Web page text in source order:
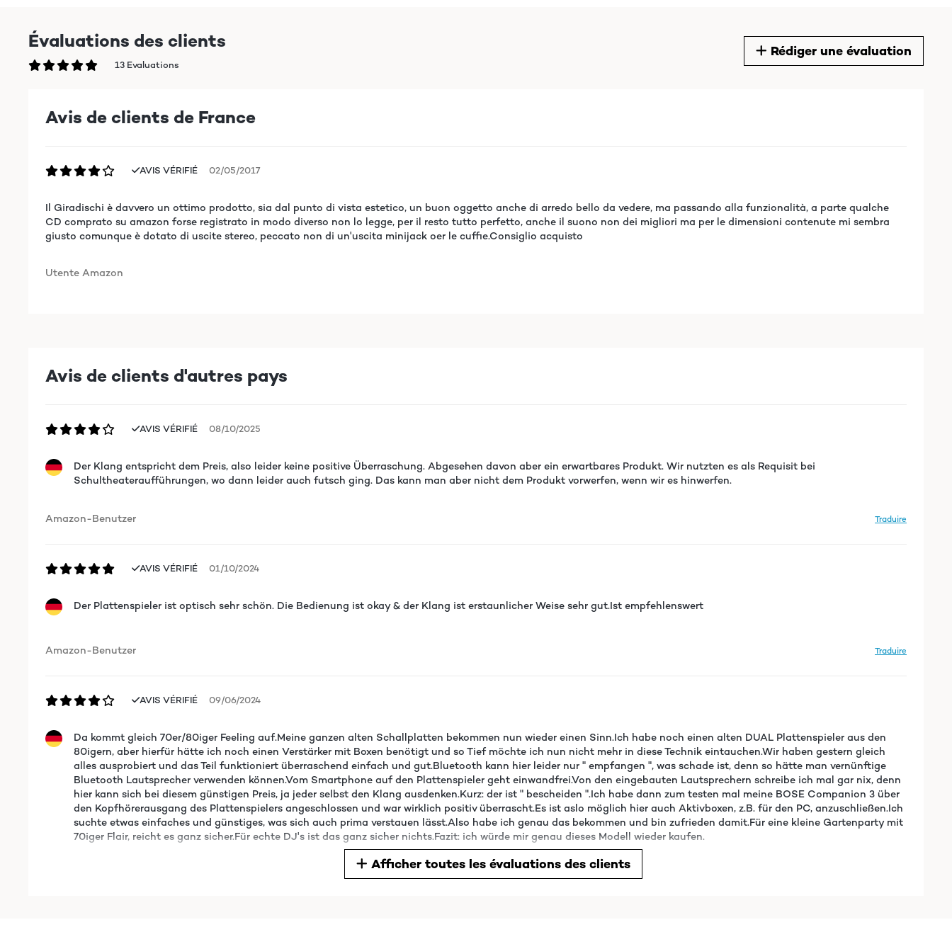
Évaluations des clients
13 Evaluations
Rédiger une évaluation
Avis de clients de France
AVIS VÉRIFIÉ 02/05/2017
Il Giradischi è davvero un ottimo prodotto, sia dal punto di vista estetico, un buon oggetto anche di arredo bello da vedere, ma passando alla funzionalità, a parte qualche
CD comprato su amazon forse registrato in modo diverso non lo legge, per il resto tutto perfetto, anche il suono non dei migliori ma per le dimensioni contenute mi sembra
giusto comunque è dotato di uscite stereo, peccato non di un'uscita minijack oer le cuffie.Consiglio acquisto
Utente Amazon
Avis de clients d'autres pays
AVIS VÉRIFIÉ 08/10/2025
Der Klang entspricht dem Preis, also leider keine positive Überraschung. Abgesehen davon aber ein erwartbares Produkt. Wir nutzten es als Requisit bei
Schultheateraufführungen, wo dann leider auch futsch ging. Das kann man aber nicht dem Produkt vorwerfen, wenn wir es hinwerfen.
Amazon-Benutzer Traduire
AVIS VÉRIFIÉ 01/10/2024
Der Plattenspieler ist optisch sehr schön. Die Bedienung ist okay & der Klang ist erstaunlicher Weise sehr gut.Ist empfehlenswert
Amazon-Benutzer Traduire
AVIS VÉRIFIÉ 09/06/2024
Da kommt gleich 70er/80iger Feeling auf.Meine ganzen alten Schallplatten bekommen nun wieder einen Sinn.Ich habe noch einen alten DUAL Plattenspieler aus den
80igern, aber hierfür hätte ich noch einen Verstärker mit Boxen benötigt und so Tief möchte ich nun nicht mehr in diese Technik eintauchen.Wir haben gestern gleich
alles ausprobiert und das Teil funktioniert überraschend einfach und gut.Bluetooth kann hier leider nur " empfangen ", was schade ist, denn so hätte man vernünftige
Bluetooth Lautsprecher verwenden können.Vom Smartphone auf den Plattenspieler geht einwandfrei.Von den eingebauten Lautsprechern schreibe ich mal gar nix, denn
hier kann sich bei diesem günstigen Preis, ja jeder selbst den Klang ausdenken.Kurz: der ist " bescheiden ".Ich habe dann zum testen mal meine BOSE Companion 3 über
den Kopfhörerausgang des Plattenspielers angeschlossen und war wirklich positiv überrascht.Es ist aslo möglich hier auch Aktivboxen, z.B. für den PC, anzuschließen.Ich
suchte etwas einfaches und günstiges, was sich auch prima verstauen lässt.Also habe ich genau das bekommen und bin zufrieden damit.Für eine kleine Gartenparty mit
70iger Flair, reicht es ganz sicher.Für echte DJ's ist das ganz sicher nichts.Fazit: ich würde mir genau dieses Modell wieder kaufen.
Afficher toutes les évaluations des clients